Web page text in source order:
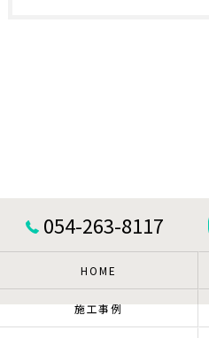
054-263-8117
HOME
施工事例